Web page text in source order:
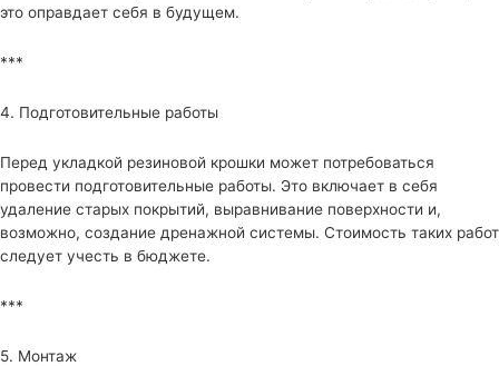
это оправдает себя в будущем.
***
4. Подготовительные работы
Перед укладкой резиновой крошки может потребоваться
провести подготовительные работы. Это включает в себя
удаление старых покрытий, выравнивание поверхности и,
возможно, создание дренажной системы. Стоимость таких работ
следует учесть в бюджете.
***
5. Монтаж